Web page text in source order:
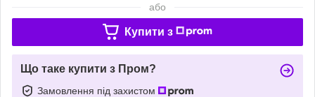
або
Купити з
Що таке купити з Пром?
Замовлення під захистом